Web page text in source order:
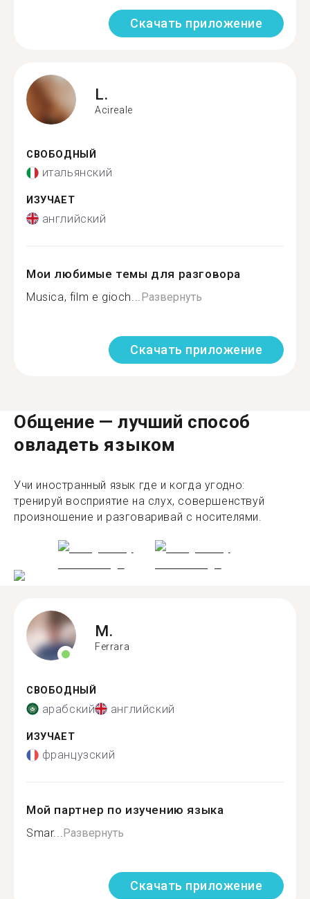
Скачать приложение
L.
Acireale
СВОБОДНЫЙ
итальянский
ИЗУЧАЕТ
английский
Мои любимые темы для разговора
Musica, film e gioch... Развернуть
Скачать приложение
Общение — лучший способ
овладеть языком
Учи иностранный язык где и когда угодно:
тренируй восприятие на слух, совершенствуй
произношение и разговаривай с носителями.
M.
Ferrara
СВОБОДНЫЙ
арабский английский
ИЗУЧАЕТ
французский
Мой партнер по изучению языка
Smar...Развернуть
Скачать приложение